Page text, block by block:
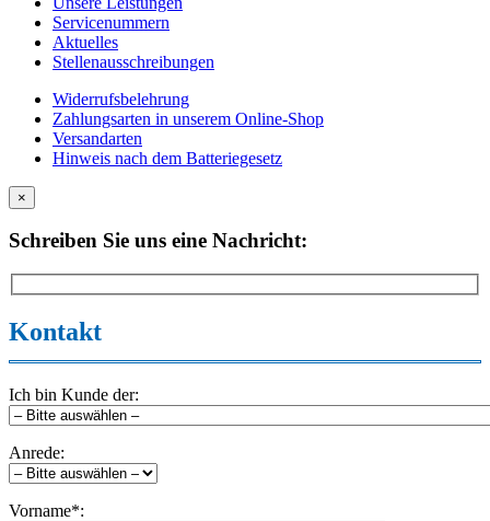
Servicenummern
Aktuelles
Stellenausschreibungen
Widerrufsbelehrung
Zahlungsarten in unserem Online-Shop
Versandarten
Hinweis nach dem Batteriegesetz
×
Schreiben Sie uns eine Nachricht:
Kontakt
Ich bin Kunde der:
Anrede:
Vorname*: